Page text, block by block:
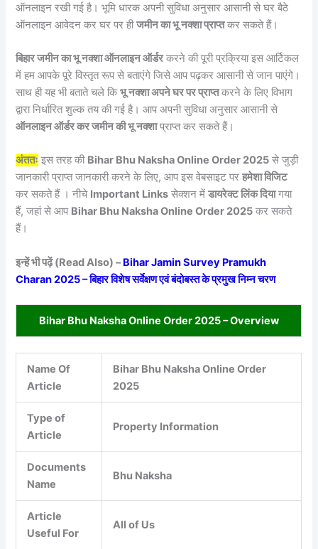
ऑनलाइन रखी गई है। भूमि धारक अपनी सुविधा अनुसार आसानी से घर बैठे
ऑनलाइन आवेदन कर घर पर हीजमीन का भू नक्शा प्राप्तकर सकते हैं।
बिहार जमीन का भू नक्शा ऑनलाइन ऑर्डरकरने की पूरी प्रक्रिया इस आर्टिकल
में हम आपके पूरे विस्तृत रूप से बताएंगे जिसे आप पढ़कर आसानी से जान पाएंगे।
साथ ही यह भी बताते चले किभू नक्शा अपने घर पर प्राप्तकरने के लिए विभाग
द्वारा निर्धारित शुल्क तय की गई है। आप अपनी सुविधा अनुसार आसानी से
ऑनलाइन ऑर्डर कर जमीन की भू नक्शाप्राप्त कर सकते हैं।
अंततः इस तरह की Bihar Bhu Naksha Online Order 2025 से जुड़ी
जानकारी प्राप्त जानकारी करने के लिए, आप इस वेबसाइट परहमेशा विजिट
कर सकते हैं । नीचे Important Links सेक्शन मेंडायरेक्ट लिंक दियागया
हैं, जहां से आप Bihar Bhu Naksha Online Order 2025 कर सकते
हैं।
इन्हें भी पढ़ें (Read Also) –Bihar Jamin Survey Pramukh
Charan 2025 – बिहार विशेष सर्वेक्षण एवं बंदोबस्त के प्रमुख निम्न चरण
Bihar Bhu Naksha Online Order 2025 – Overview
Name Of
Article
Bihar Bhu Naksha Online Order
2025
Type of
Article
Property Information
Documents
Name
Bhu Naksha
Article
Useful For
All of Us